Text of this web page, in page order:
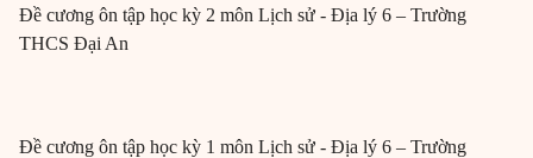
Đề cương ôn tập học kỳ 2 môn Lịch sử - Địa lý 6 – Trường
THCS Đại An
Đề cương ôn tập học kỳ 1 môn Lịch sử - Địa lý 6 – Trường